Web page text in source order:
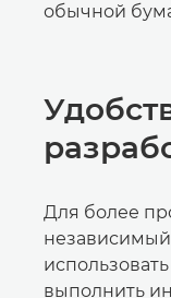
обычной
Для более
выполнить